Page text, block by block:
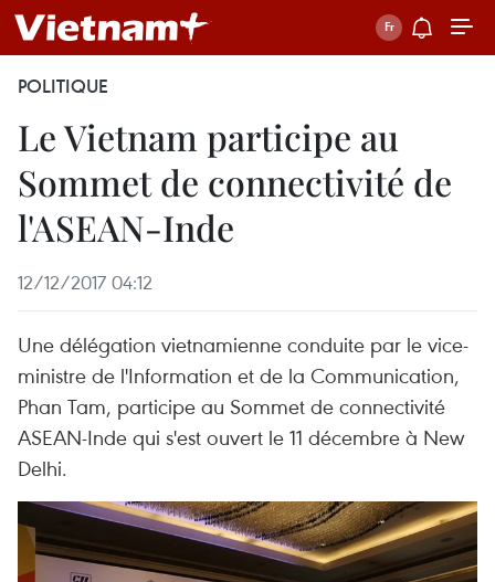
POLITIQUE
Le Vietnam participe au
Sommet de connectivité de
l'ASEAN-Inde
12/12/2017 04:12
Une délégation vietnamienne conduite par le vice-
ministre de l'Information et de la Communication,
Phan Tam, participe au Sommet de connectivité
ASEAN-Inde qui s'est ouvert le 11 décembre à New
Delhi.